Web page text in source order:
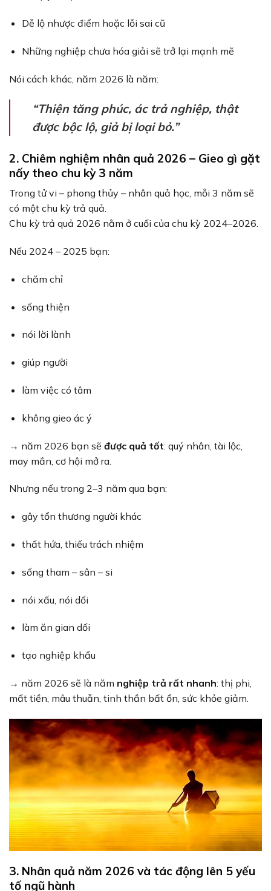
Dễ lộ nhược điểm hoặc lỗi sai cũ
Những nghiệp chưa hóa giải sẽ trở lại mạnh mẽ
Nói cách khác, năm 2026 là năm:
“Thiện tăng phúc, ác trả nghiệp, thật
được bộc lộ, giả bị loại bỏ.”
2. Chiêm nghiệm nhân quả 2026 – Gieo gì gặt
nấy theo chu kỳ 3 năm
Trong tử vi – phong thủy – nhân quả học, mỗi 3 năm sẽ
có một chu kỳ trả quả.
Chu kỳ trả quả 2026 nằm ở cuối của chu kỳ 2024–2026.
Nếu 2024 – 2025 bạn:
chăm chỉ
sống thiện
nói lời lành
giúp người
làm việc có tâm
không gieo ác ý
→ năm 2026 bạn sẽ được quả tốt: quý nhân, tài lộc,
may mắn, cơ hội mở ra.
Nhưng nếu trong 2–3 năm qua bạn:
gây tổn thương người khác
thất hứa, thiếu trách nhiệm
sống tham – sân – si
nói xấu, nói dối
làm ăn gian dối
tạo nghiệp khẩu
→ năm 2026 sẽ là năm nghiệp trả rất nhanh: thị phi,
mất tiền, mâu thuẫn, tinh thần bất ổn, sức khỏe giảm.
3. Nhân quả năm 2026 và tác động lên 5 yếu
tố ngũ hành